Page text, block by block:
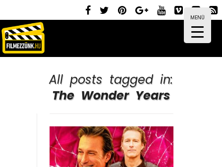
MENÜ
All posts tagged in:
The Wonder Years